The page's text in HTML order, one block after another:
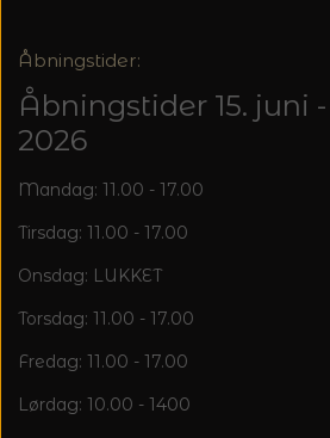
Åbningstider:
Åbningstider 15. juni
2026
Mandag: 11.00 - 17.00
Tirsdag: 11.00 - 17.00
Onsdag: LUKKET
Torsdag: 11.00 - 17.00
Fredag: 11.00 - 17.00
Lørdag: 10.00 - 1400